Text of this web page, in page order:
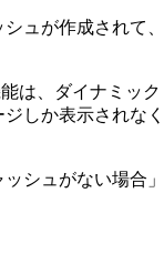
ュが作成されて
能は、ダイナミ
しか表示されな
シュがない場合